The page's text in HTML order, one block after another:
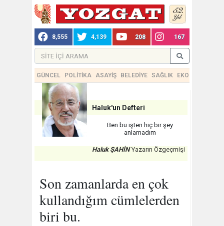
8,555 4,139 208 167
GÜNCEL POLİTİKA ASAYİŞ BELEDİYE SAĞLIK EKONOMİ
Haluk'un Defteri
Ben bu işten hiç bir şey
anlamadım
Haluk ŞAHİN Yazarın Özgeçmişi
Son zamanlarda en çok
kullandığım cümlelerden
biri bu.